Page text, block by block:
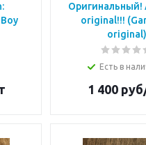
Оригинальный!
original!!!
original)
Есть в
1 400